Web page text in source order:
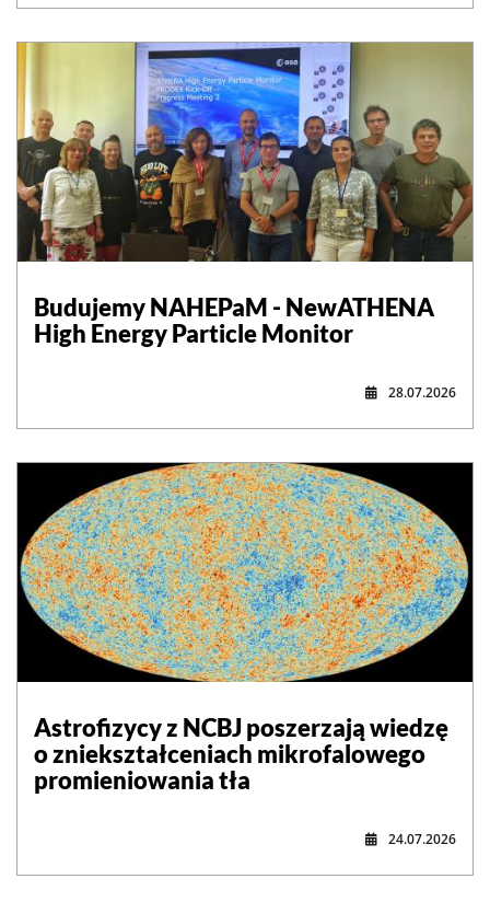
Budujemy NAHEPaM - NewATHENA
High Energy Particle Monitor
28.07.2026
Astrofizycy z NCBJ poszerzają wiedzę
o zniekształceniach mikrofalowego
promieniowania tła
24.07.2026